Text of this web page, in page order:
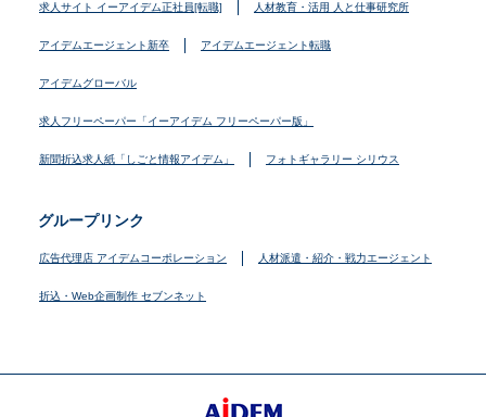
求人サイト イーアイデム正社員[転職] 人材教育・活用 人と仕事研究所
アイデムエージェント新卒 アイデムエージェント転職
アイデムグローバル
求人フリーペーパー「イーアイデム フリーペーパー版」
新聞折込求人紙「しごと情報アイデム」 フォトギャラリー シリウス
グループリンク
広告代理店 アイデムコーポレーション 人材派遣・紹介・戦力エージェント
折込・Web企画制作 セブンネット